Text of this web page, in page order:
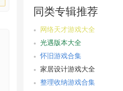
同类专辑推荐
网络天才游戏大全
光遇版本大全
怀旧游戏合集
家居设计游戏大全
整理收纳游戏合集